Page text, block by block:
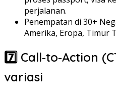
perjalanan.
Penempatan di 30+
Amerika, Eropa, Timur
7️⃣ Call‑to‑Action
variasi